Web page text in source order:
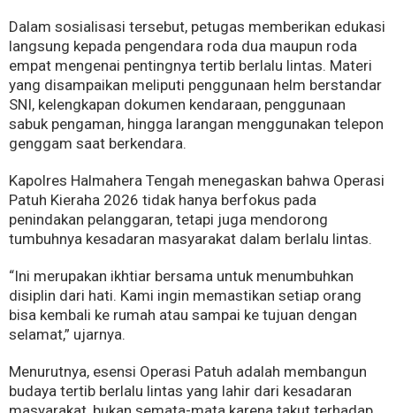
Dalam sosialisasi tersebut, petugas memberikan edukasi
langsung kepada pengendara roda dua maupun roda
empat mengenai pentingnya tertib berlalu lintas. Materi
yang disampaikan meliputi penggunaan helm berstandar
SNI, kelengkapan dokumen kendaraan, penggunaan
sabuk pengaman, hingga larangan menggunakan telepon
genggam saat berkendara.
Kapolres Halmahera Tengah menegaskan bahwa Operasi
Patuh Kieraha 2026 tidak hanya berfokus pada
penindakan pelanggaran, tetapi juga mendorong
tumbuhnya kesadaran masyarakat dalam berlalu lintas.
“Ini merupakan ikhtiar bersama untuk menumbuhkan
disiplin dari hati. Kami ingin memastikan setiap orang
bisa kembali ke rumah atau sampai ke tujuan dengan
selamat,” ujarnya.
Menurutnya, esensi Operasi Patuh adalah membangun
budaya tertib berlalu lintas yang lahir dari kesadaran